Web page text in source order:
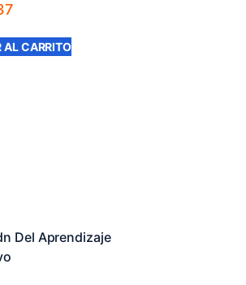
AL CARRITO